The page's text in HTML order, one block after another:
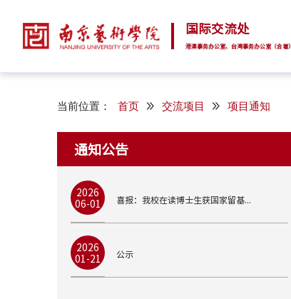
国际交流处
港澳事务办公室、台湾事务办公室（合署）
当前位置： 首页 交流项目 项目通知
通知公告
2026
06-01
喜报：我校在读博士生获国家留基...
2026
01-21
公示